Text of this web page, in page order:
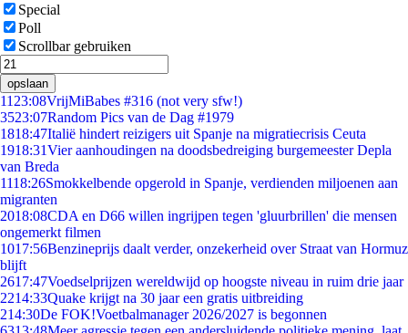
Special
Poll
Scrollbar gebruiken
opslaan
11 23:08VrijMiBabes #316 (not very sfw!)
3523:07Random Pics van de Dag #1979
1818:47Italië hindert reizigers uit Spanje na migratiecrisis Ceuta
1918:31Vier aanhoudingen na doodsbedreiging burgemeester Depla
van Breda
1118:26Smokkelbende opgerold in Spanje, verdienden miljoenen aan
migranten
2018:08CDA en D66 willen ingrijpen tegen 'gluurbrillen' die mensen
ongemerkt filmen
1017:56Benzineprijs daalt verder, onzekerheid over Straat van Hormuz
blijft
2617:47Voedselprijzen wereldwijd op hoogste niveau in ruim drie jaar
2214:33Quake krijgt na 30 jaar een gratis uitbreiding
214:30De FOK!Voetbalmanager 2026/2027 is begonnen